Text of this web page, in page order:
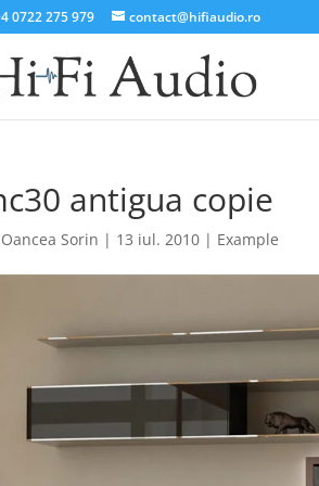
0722 275 979 contact@hifiaudio.ro
antigua copie
Oancea Sorin | 13 iul. 2010 | Example